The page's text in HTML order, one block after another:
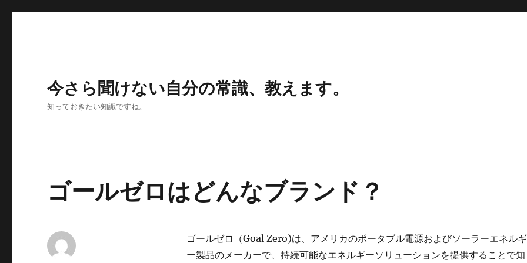
今さら聞けない自分の常識、教えます。
知っておきたい知識ですね。
ゴールゼロはどんなブランド？
ゴールゼロ（Goal Zero)は、アメリカのポータブル電源およびソーラーエネルギ
ー製品のメーカーで、持続可能なエネルギーソリューションを提供することで知